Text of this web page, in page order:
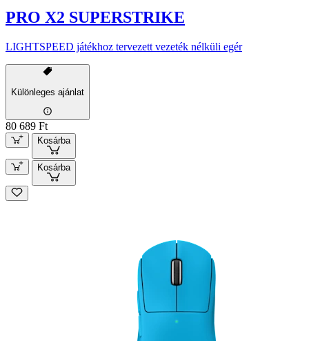
PRO X2 SUPERSTRIKE
LIGHTSPEED játékhoz tervezett vezeték nélküli egér
Különleges ajánlat
80 689 Ft
Kosárba
Kosárba